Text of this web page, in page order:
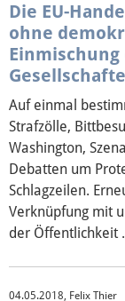
Die EU-
ohne
Einmischung
Auf einmal
Strafzölle,
Washington,
Debatten um
Schlagzeilen.
Verknüpfung mit
der Öffentlichkeit
04.05.2018, Felix Thier